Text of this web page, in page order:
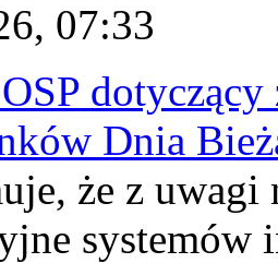
07:33
dotyczący
Dnia
że z uwagi